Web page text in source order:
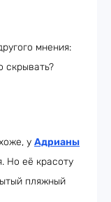
мнения:
скрывать?
у Адрианы
Но её красоту
пляжный